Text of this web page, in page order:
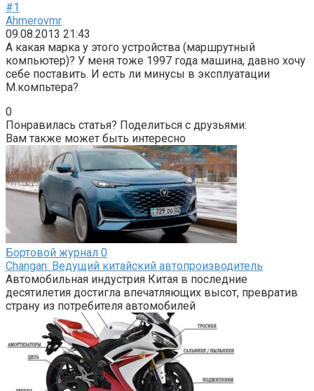
#1
Ahmerovmr
09.08.2013 21:43
А какая марка у этого устройства (маршрутный
компьютер)? У меня тоже 1997 года машина, давно хочу
себе поставить. И есть ли минусы в эксплуатации
М.компьтера?
0
Понравилась статья? Поделиться с друзьями:
Вам также может быть интересно
Бортовой журнал 0
Changan: Ведущий китайский автопроизводитель
Автомобильная индустрия Китая в последние
десятилетия достигла впечатляющих высот, превратив
страну из потребителя автомобилей